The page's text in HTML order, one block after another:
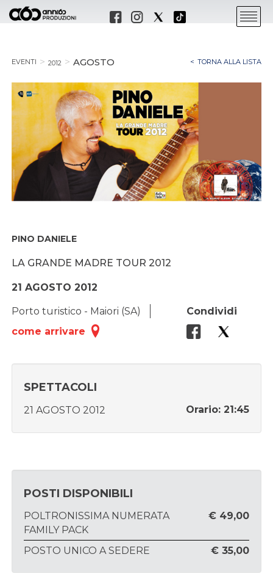
EVENTI 2012 AGOSTO TORNA ALLA LISTA
PINO DANIELE
LA GRANDE MADRE TOUR 2012
21 AGOSTO 2012
Porto turistico - Maiori (SA)
come arrivare
Condividi
SPETTACOLI
21 AGOSTO 2012 Orario: 21:45
POSTI DISPONIBILI
POLTRONISSIMA NUMERATA
FAMILY PACK
€ 49,00
POSTO UNICO A SEDERE € 35,00